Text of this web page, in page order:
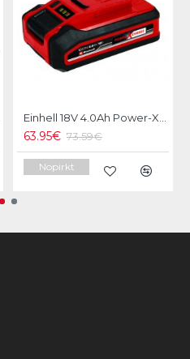
Einhell 18V 4.0Ah Power-X-Change Plus Akumulators
63.95€ 73.59€
Nopirkt